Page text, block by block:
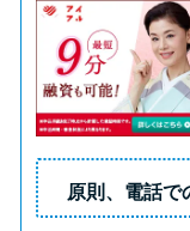
原則、 電話で